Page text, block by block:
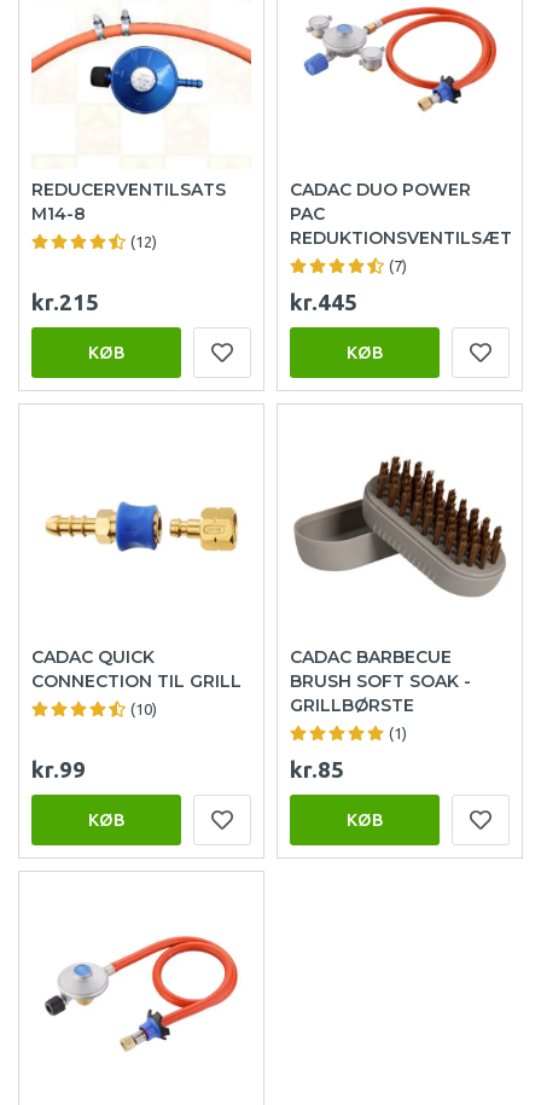
REDUCERVENTILSATS
M14-8
(12)
kr.215
KØB
CADAC DUO POWER
PAC
REDUKTIONSVENTILSÆT
(7)
kr.445
KØB
CADAC QUICK
CONNECTION TIL GRILL
(10)
kr.99
KØB
CADAC BARBECUE
BRUSH SOFT SOAK -
GRILLBØRSTE
(1)
kr.85
KØB